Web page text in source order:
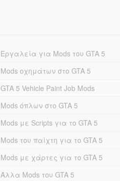
Εργαλεία για Mods του GTA 5
Mods οχημάτων στο GTA 5
GTA 5 Vehicle Paint Job Mods
Mods όπλων στο GTA 5
Mods με Scripts για το GTA 5
Mods του παίχτη για το GTA 5
Mods με χάρτες για το GTA 5
Άλλα Mods του GTA 5